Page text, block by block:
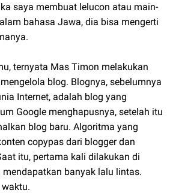
saya membuat lelucon atau main-
bahasa Jawa, dia bisa mengerti
ternyata Mas Timon melakukan
blog. Blognya, sebelumnya
Internet, adalah blog yang
Google menghapusnya, setelah itu
blog baru. Algoritma yang
copypas dari blogger dan
itu, pertama kali dilakukan di
mendapatkan banyak lalu lintas.